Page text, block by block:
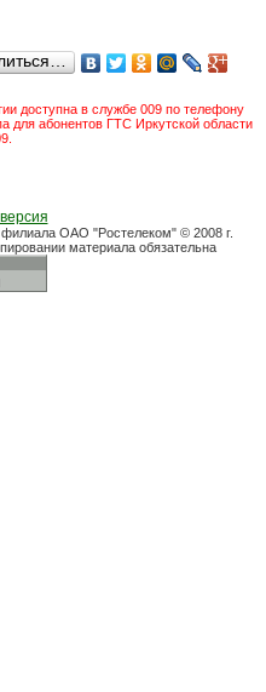
доступна в службе 009 по телефону
для абонентов ГТС Иркутской области
филиала ОАО "Ростелеком" © 2008 г.
материала обязательна